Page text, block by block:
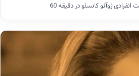
ژوآئو کانسلو در دقیقه 60